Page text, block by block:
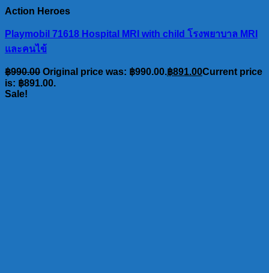
Action Heroes
Playmobil 71618 Hospital MRI with child โรงพยาบาล MRI
และคนไข้
฿990.00 Original price was: ฿990.00.฿891.00Current price
is: ฿891.00.
Sale!